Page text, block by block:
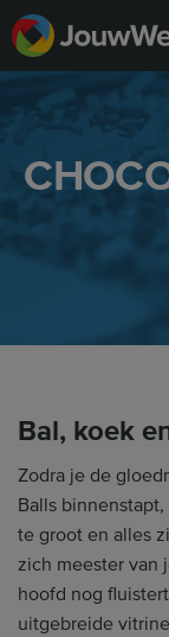
Bal, koek
Zodra je de
Balls
te groot en alles
zich meester van
hoofd nog
uitgebreide